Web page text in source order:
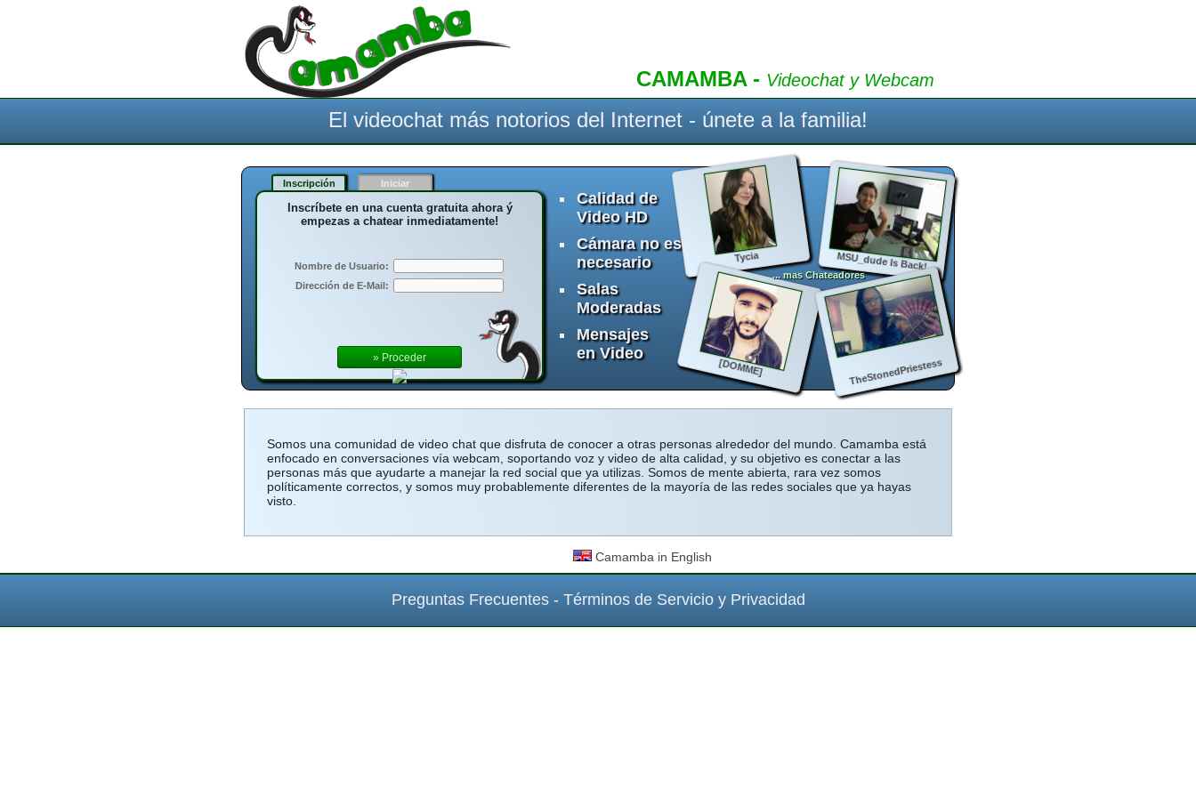
CAMAMBA - Videochat y Webcam
El videochat más notorios del Internet - únete a la familia!
Inscripción Iniciar
Inscríbete en una cuenta gratuita ahora ý
empezas a chatear inmediatamente!
Nombre de Usuario:
Dirección de E-Mail:
Calidad de
Video HD
Cámara no es
necesario
Salas
Moderadas
Mensajes
en Video
Tycia MSU_dude Is Back!
[DOMME] TheStonedPriestess
... mas Chateadores
Somos una comunidad de video chat que disfruta de conocer a otras personas alrededor del mundo. Camamba está
enfocado en conversaciones vía webcam, soportando voz y video de alta calidad, y su objetivo es conectar a las
personas más que ayudarte a manejar la red social que ya utilizas. Somos de mente abierta, rara vez somos
políticamente correctos, y somos muy probablemente diferentes de la mayoría de las redes sociales que ya hayas
visto.
Camamba in English
Preguntas Frecuentes- Términos de Servicio y Privacidad